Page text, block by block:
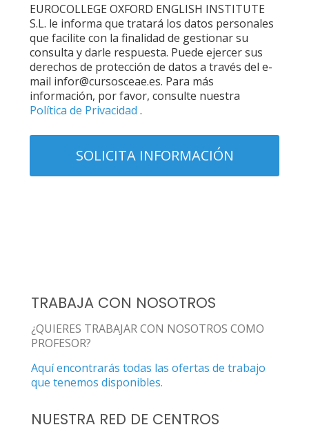
EUROCOLLEGE OXFORD ENGLISH INSTITUTE
S.L. le informa que tratará los datos personales
que facilite con la finalidad de gestionar su
consulta y darle respuesta. Puede ejercer sus
derechos de protección de datos a través del e-
mail infor@cursosceae.es. Para más
información, por favor, consulte nuestra
Política de Privacidad .
TRABAJA CON NOSOTROS
¿QUIERES TRABAJAR CON NOSOTROS COMO
PROFESOR?
Aquí encontrarás todas las ofertas de trabajo
que tenemos disponibles.
NUESTRA RED DE CENTROS